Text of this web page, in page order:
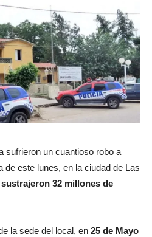
sufrieron un cuantioso robo a
de este lunes, en la ciudad de Las
sustrajeron 32 millones de
la sede del local, en 25 de Mayo